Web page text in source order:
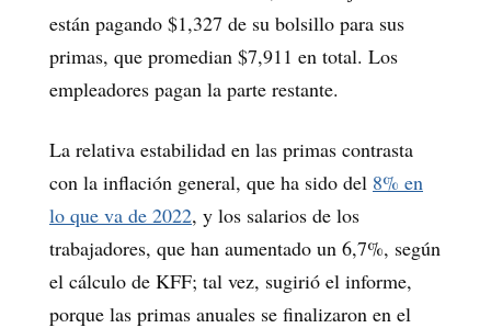
están pagando $1,327 de su bolsillo para sus
primas, que promedian $7,911 en total. Los
empleadores pagan la parte restante.
La relativa estabilidad en las primas contrasta
con la inflación general, que ha sido del 8% en
lo que va de 2022, y los salarios de los
trabajadores, que han aumentado un 6,7%, según
el cálculo de KFF; tal vez, sugirió el informe,
porque las primas anuales se finalizaron en el